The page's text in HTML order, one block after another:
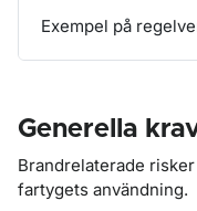
Exempel på
Generella
Brandrelaterade
fartygets användning.